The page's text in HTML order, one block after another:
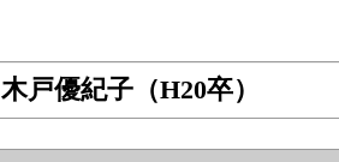
木戸優紀子（H20卒）